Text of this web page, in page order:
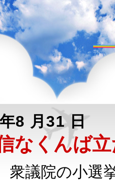
8 月31 日
なくんば
議院の小選